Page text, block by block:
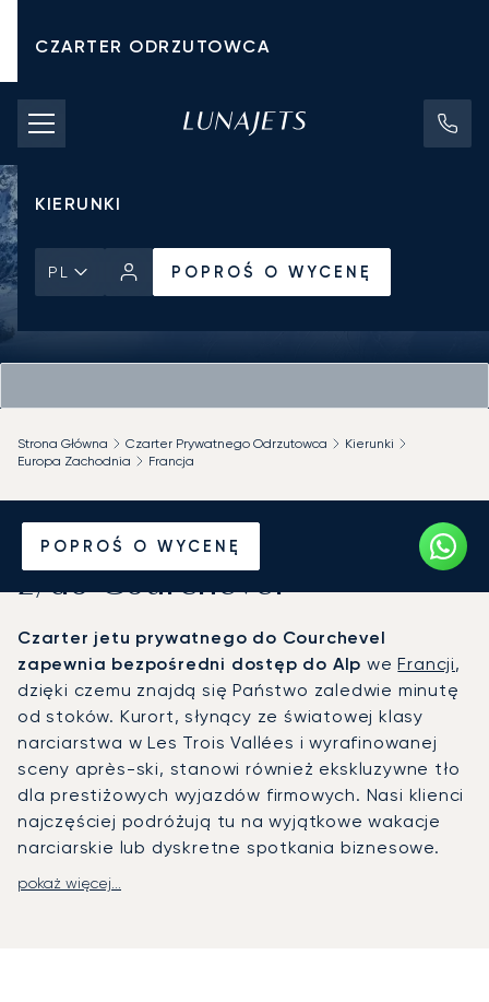
CZARTER ODRZUTOWCA
KOSZTY CZARTERU
PRYWATNE ODRZUTOWCE
KIERUNKI
PL POPROŚ O WYCENĘ
POPROŚ O WYCENĘ
Strona Główna Czarter Prywatnego Odrzutowca
Kierunki
Europa Zachodnia
Francja
Wynajmij jet prywatny
z/do Courchevel
Czarter jetu prywatnego do Courchevel
zapewnia bezpośredni dostęp do Alp weFrancji,
dzięki czemu znajdą się Państwo zaledwie minutę
od stoków. Kurort, słynący ze światowej klasy
narciarstwa w Les Trois Vallées i wyrafinowanej
sceny après-ski, stanowi również ekskluzywne tło
dla prestiżowych wyjazdów firmowych. Nasi klienci
najczęściej podróżują tu na wyjątkowe wakacje
narciarskie lub dyskretne spotkania biznesowe.
Z LunaJets Państwa podróż jest w pełni
pokaż więcej...